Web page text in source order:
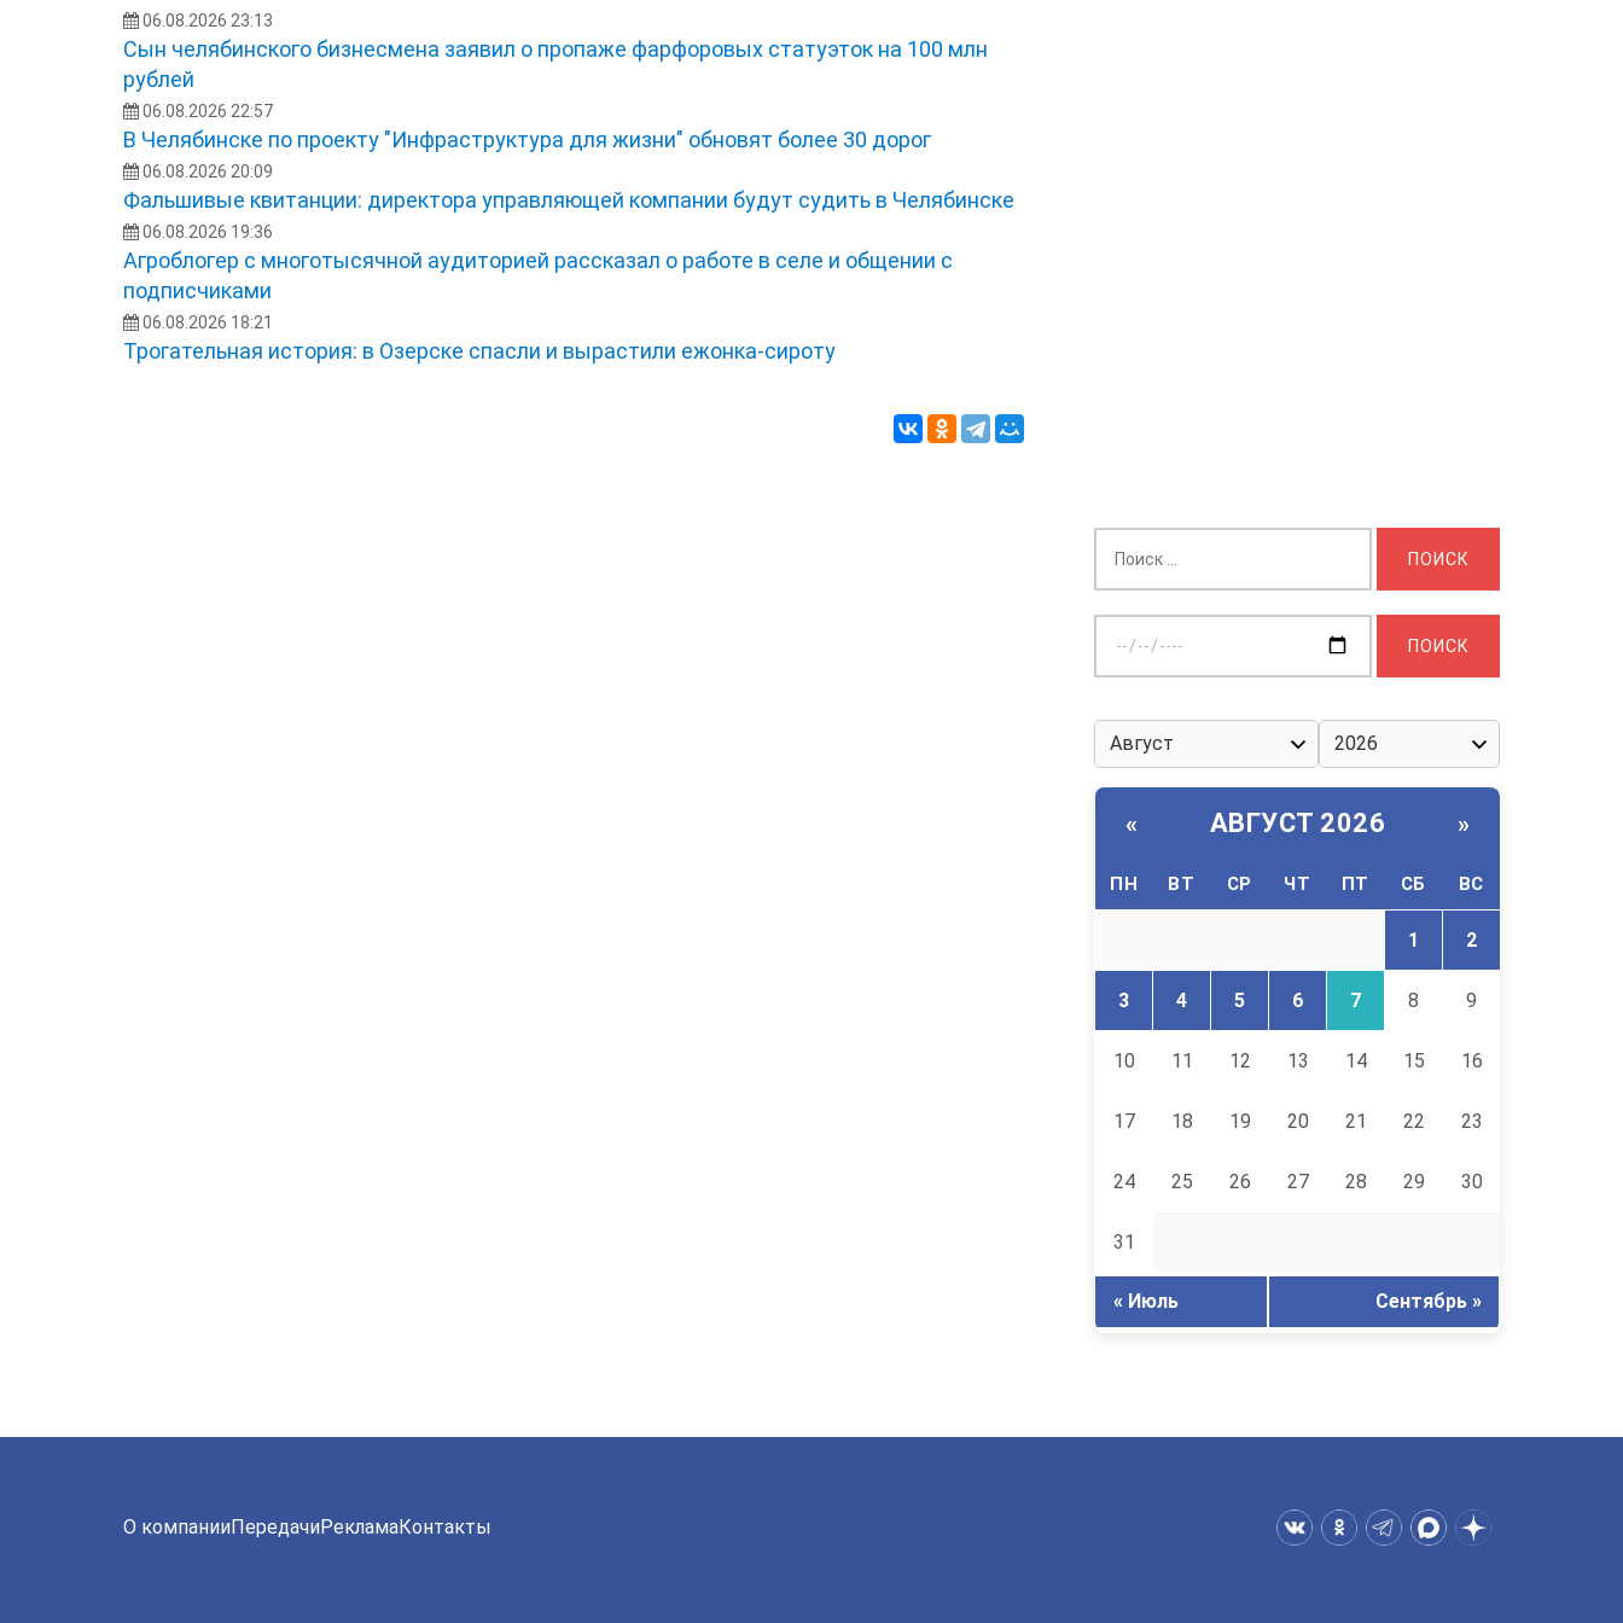
06.08.2026 23:13
Сын челябинского бизнесмена заявил о пропаже фарфоровых статуэток на 100 млн
рублей
06.08.2026 22:57
В Челябинске по проекту "Инфраструктура для жизни" обновят более 30 дорог
06.08.2026 20:09
Фальшивые квитанции: директора управляющей компании будут судить в Челябинске
06.08.2026 19:36
Агроблогер с многотысячной аудиторией рассказал о работе в селе и общении с
подписчиками
06.08.2026 18:21
Трогательная история: в Озерске спасли и вырастили ежонка‑сироту
дату:
« АВГУСТ 2026 »
ПН ВТ СР ЧТ ПТ СБ ВС
1 2
3 4 5 6 7 8 9
10 11 12 13 14 15 16
17 18 19 20 21 22 23
24 25 26 27 28 29 30
31
« Июль Сентябрь »
О компанииПередачиРекламаКонтакты